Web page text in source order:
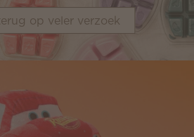
op veler verzoek